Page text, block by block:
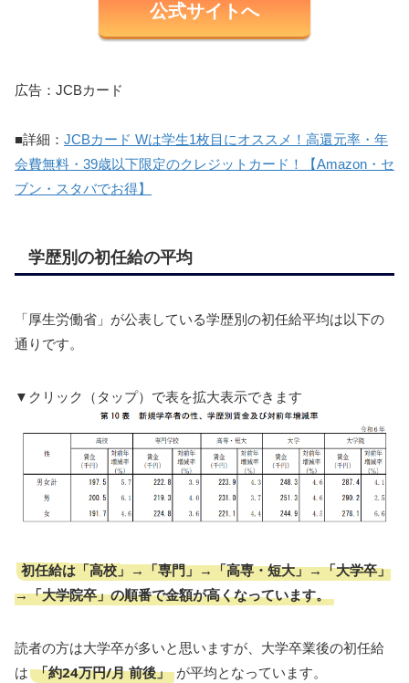
公式サイトへ
広告：JCBカード
■詳細： JCBカード Wは学生1枚目にオススメ！高還元率・年
会費無料・39歳以下限定のクレジットカード！【Amazon・セ
ブン・スタバでお得】
学歴別の初任給の平均
「厚生労働省」が公表している学歴別の初任給平均は以下の
通りです。
▼クリック（タップ）で表を拡大表示できます
初任給は「高校」→「専門」→「高専・短大」→「大学卒」
→「大学院卒」の順番で金額が高くなっています。
読者の方は大学卒が多いと思いますが、大学卒業後の初任給
は 「約24万円/月 前後」 が平均となっています。